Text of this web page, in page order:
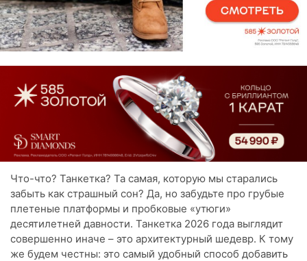
Что-что? Танкетка? Та самая, которую мы старались
забыть как страшный сон? Да, но забудьте про грубые
плетеные платформы и пробковые «утюги»
десятилетней давности. Танкетка 2026 года выглядит
совершенно иначе – это архитектурный шедевр. К тому
же будем честны: это самый удобный способ добавить